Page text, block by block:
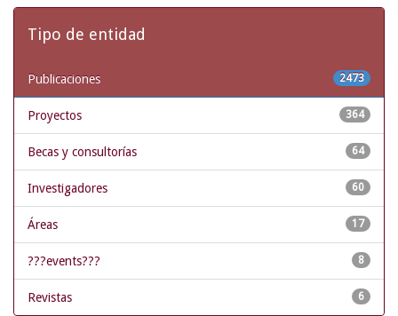
Tipo de entidad
2473
Publicaciones
364
Proyectos
64
Becas y consultorías
60
Investigadores
17
Áreas
8
???events???
6
Revistas